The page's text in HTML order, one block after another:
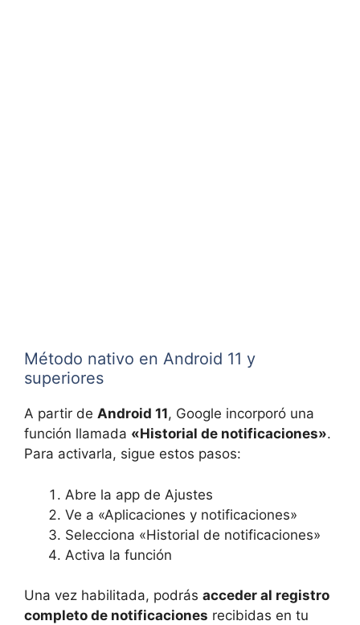
Método nativo en Android 11 y
superiores
A partir de Android 11, Google incorporó una
función llamada «Historial de notificaciones».
Para activarla, sigue estos pasos:
Abre la app de Ajustes
Ve a «Aplicaciones y notificaciones»
Selecciona «Historial de notificaciones»
Activa la función
Una vez habilitada, podrás acceder al registro
completo de notificaciones recibidas en tu